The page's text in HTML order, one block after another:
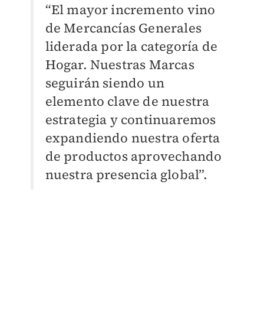
“El mayor incremento vino
de Mercancías Generales
liderada por la categoría de
Hogar. Nuestras Marcas
seguirán siendo un
elemento clave de nuestra
estrategia y continuaremos
expandiendo nuestra oferta
de productos aprovechando
nuestra presencia global”.